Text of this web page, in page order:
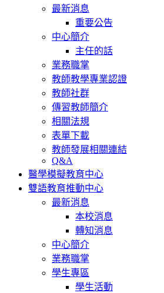
最新消息
重要公告
中心簡介
主任的話
業務職掌
教師教學專業認證
教師社群
傳習教師簡介
相關法規
表單下載
教師發展相關連結
Q&A
醫學模擬教育中心
雙語教育推動中心
最新消息
本校消息
轉知消息
中心簡介
業務職掌
學生專區
學生活動